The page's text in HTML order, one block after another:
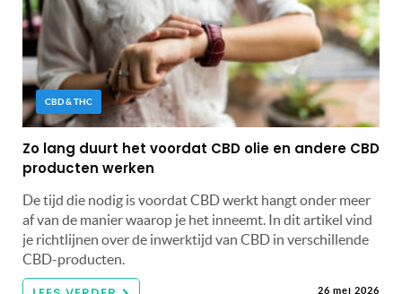
CBD & THC
Zo lang duurt het voordat CBD olie en andere CBD
producten werken
De tijd die nodig is voordat CBD werkt hangt onder meer
af van de manier waarop je het inneemt. In dit artikel vind
je richtlijnen over de inwerktijd van CBD in verschillende
CBD-producten.
26 mei 2026